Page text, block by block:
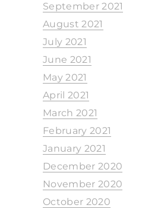
September 2021
August 2021
July 2021
June 2021
May 2021
April 2021
March 2021
February 2021
January 2021
December 2020
November 2020
October 2020